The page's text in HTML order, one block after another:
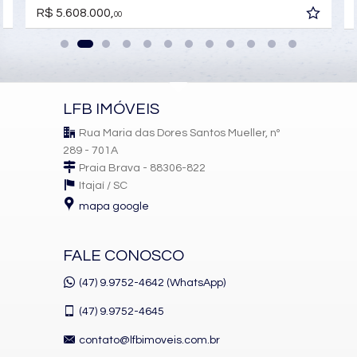
Elevador
Pet Place
Pìscina Térmica
Infra para Veículos Elétricos
Acessibilidade para PNE
Hidromassagem
R$ 5.608.000,00
LFB IMÓVEIS
Rua Maria das Dores Santos Mueller, nº
289 - 701A
Praia Brava - 88306-822
Itajaí / SC
mapa google
FALE CONOSCO
(47) 9.9752-4642 (WhatsApp)
(47) 9.9752-4645
contato@lfbimoveis.com.br